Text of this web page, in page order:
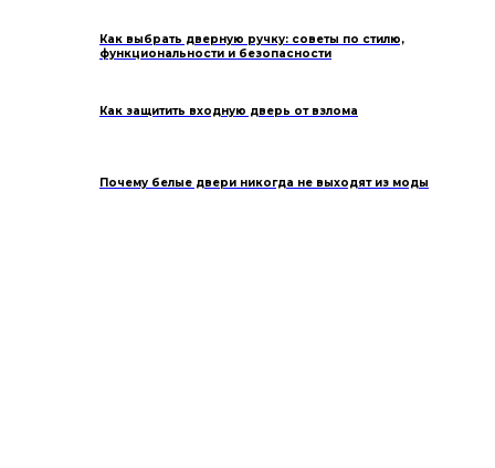
Как выбрать дверную ручку: советы по стилю,
функциональности и безопасности
Как защитить входную дверь от взлома
Почему белые двери никогда не выходят из моды